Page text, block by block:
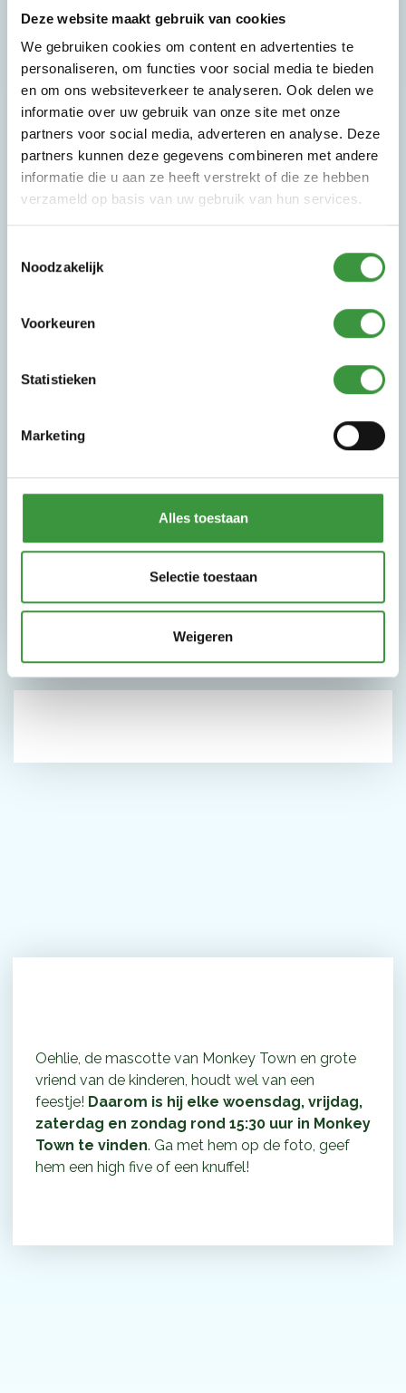
Deze website maakt gebruik van cookies
We gebruiken cookies om content en advertenties te
personaliseren, om functies voor social media te bieden
en om ons websiteverkeer te analyseren. Ook delen we
informatie over uw gebruik van onze site met onze
partners voor social media, adverteren en analyse. Deze
partners kunnen deze gegevens combineren met andere
informatie die u aan ze heeft verstrekt of die ze hebben
verzameld op basis van uw gebruik van hun services.
Noodzakelijk
Voorkeuren
Statistieken
Marketing
Alles toestaan
Selectie toestaan
Weigeren
stap 2 van het online reserveringssysteem.
Volwassenen arrangement
Omdat een Kinderfeestje ook een onbezorgd
feestje voor de begeleiders moet zijn, hebben we
tweetal arrangementen samengesteld die vooraf
te boeken zijn in stap 2 van ons
Volwassenenarrangement: Koffie Deal
Prijs: €5,95
Snack naar keuze
Prijs: €8,50
Oehlie, de mascotte van Monkey Town en grote
vriend van de kinderen, houdt wel van een
feestje! Daarom is hij elke woensdag, vrijdag,
zaterdag en zondag rond 15:30 uur in Monkey
Town te vinden. Ga met hem op de foto, geef
hem een high five of een knuffel!